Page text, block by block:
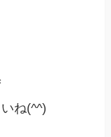
ね(^^)